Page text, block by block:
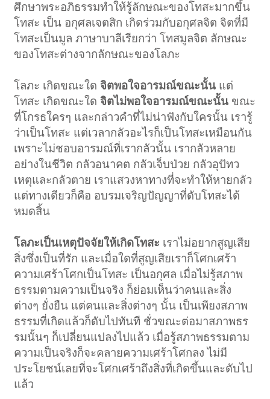
ศึกษาพระอภิธรรมทำให้รู้ลักษณะของโทสะมากขึ้น
โทสะ เป็น อกุศลเจตสิก เกิดร่วมกับอกุศลจิต จิตที่มี
โทสะเป็นมูล ภาษาบาลีเรียกว่า โทสมูลจิต ลักษณะ
ของโทสะต่างจากลักษณะของโลภะ
โลภะ เกิดขณะใดจิตพอใจอารมณ์ขณะนั้น แต่
โทสะ เกิดขณะใดจิตไม่พอใจอารมณ์ขณะนั้น ขณะ
ที่โกรธใครๆ และกล่าวคำที่ไม่น่าฟังกับใครนั้น เรารู้
ว่าเป็นโทสะ แต่เวลากลัวอะไรก็เป็นโทสะเหมือนกัน
เพราะไม่ชอบอารมณ์ที่เรากลัวนั้น เรากลัวหลาย
อย่างในชีวิต กลัวอนาคต กลัวเจ็บป่วย กลัวอุปัทว
เหตุและกลัวตาย เราแสวงหาทางที่จะทำให้หายกลัว
แต่ทางเดียวก็คือ อบรมเจริญปัญญาที่ดับโทสะได้
หมดสิ้น
โลภะเป็นเหตุปัจจัยให้เกิดโทสะ เราไม่อยากสูญเสีย
สิ่งซึ่งเป็นที่รัก และเมื่อใดที่สูญเสียเราก็โศกเศร้า
ความเศร้าโศกเป็นโทสะ เป็นอกุศล เมื่อไม่รู้สภาพ
ธรรมตามความเป็นจริง ก็ย่อมเห็นว่าคนและสิ่ง
ต่างๆ ยั่งยืน แต่คนและสิ่งต่างๆ นั้น เป็นเพียงสภาพ
ธรรมที่เกิดแล้วก็ดับไปทันที ชั่วขณะต่อมาสภาพธร
รมนั้นๆ ก็เปลี่ยนแปลงไปแล้ว เมื่อรู้สภาพธรรมตาม
ความเป็นจริงก็จะคลายความเศร้าโศกลง ไม่มี
ประโยชน์เลยที่จะโศกเศร้าถึงสิ่งที่เกิดขึ้นและดับไป
แล้ว